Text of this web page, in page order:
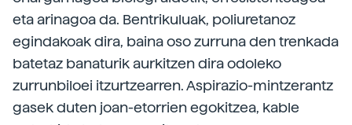
eta arinagoa da. Bentrikuluak, poliuretanoz
egindakoak dira, baina oso zurruna den trenkada
batetaz banaturik aurkitzen dira odoleko
zurrunbiloei itzurtzearren. Aspirazio-mintzerantz
gasek duten joan-etorrien egokitzea, kable